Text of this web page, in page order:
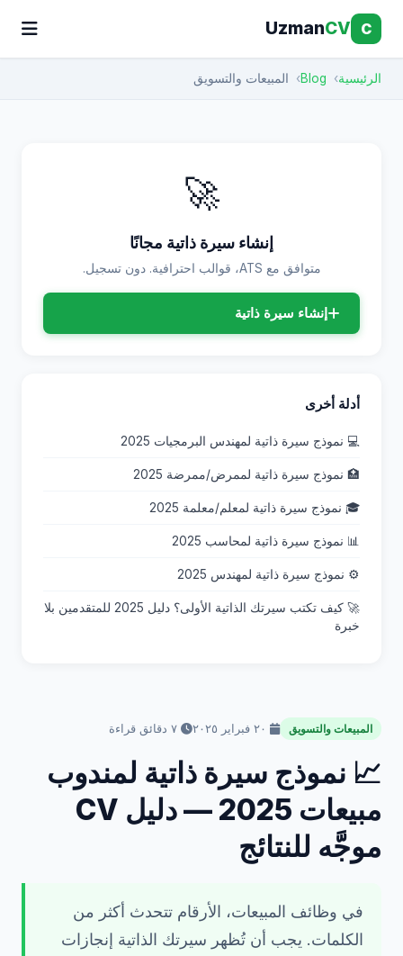
C
UzmanCV
الرئيسية Blog المبيعات والتسويق
المبيعات والتسويق
📈 نموذج سيرة ذاتية لمندوب
مبيعات 2025 — دليل CV
موجَّه للنتائج
في وظائف المبيعات، الأرقام تتحدث أكثر من
الكلمات. يجب أن تُظهر سيرتك الذاتية إنجازات
🚀
إنشاء سيرة ذاتية مجانًا
متوافق مع ATS، قوالب احترافية. دون تسجيل.
إنشاء سيرة ذاتية
أدلة أخرى
💻 نموذج سيرة ذاتية لمهندس البرمجيات 2025
🏥 نموذج سيرة ذاتية لممرض/ممرضة 2025
🎓 نموذج سيرة ذاتية لمعلم/معلمة 2025
📊 نموذج سيرة ذاتية لمحاسب 2025
⚙️ نموذج سيرة ذاتية لمهندس 2025
🚀 كيف تكتب سيرتك الذاتية الأولى؟ دليل 2025 للمتقدمين بلا
خبرة